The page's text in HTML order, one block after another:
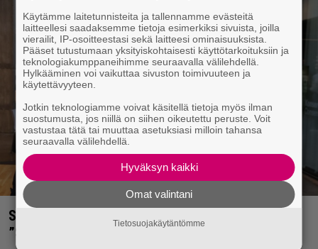
Sara ja Mikko Parikka etsivät uutta kotia –
”Seuraavaan kotiin tämmöinen”
Käytämme laitetunnisteita ja tallennamme evästeitä
laitteellesi saadaksemme tietoja esimerkiksi sivuista, joilla
vierailit, IP-osoitteestasi sekä laitteesi ominaisuuksista.
Pääset tutustumaan yksityiskohtaisesti käyttötarkoituksiin ja
teknologiakumppaneihimme seuraavalla välilehdellä.
Hylkääminen voi vaikuttaa sivuston toimivuuteen ja
käytettävyyteen.
Jotkin teknologiamme voivat käsitellä tietoja myös ilman
suostumusta, jos niillä on siihen oikeutettu peruste. Voit
vastustaa tätä tai muuttaa asetuksiasi milloin tahansa
seuraavalla välilehdellä.
Hyväksyn kaikki
Omat valintani
Tietosuojakäytäntömme